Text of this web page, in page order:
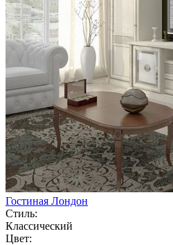
Гостиная Лондон
Стиль:
Классический
Цвет: